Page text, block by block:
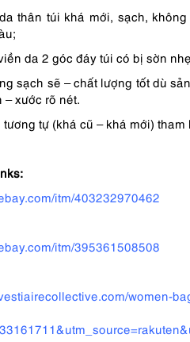
thân túi khá mới, sạch,
da 2 góc đáy túi có bị sờn
sạch sẽ – chất lượng tốt dù
– xước rõ nét.
tương tự (khá cũ – khá mới)
itm/403232970462
itm/395361508508
women-